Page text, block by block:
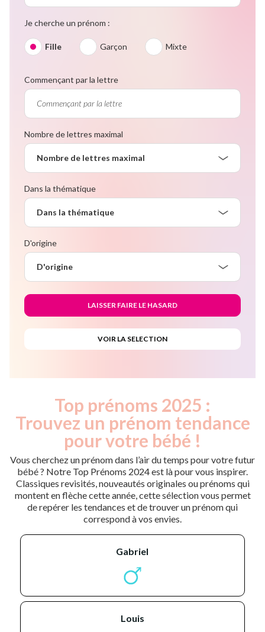
Je cherche un prénom :
Fille Garçon Mixte
Commençant par la lettre
Nombre de lettres maximal
Nombre de lettres maximal
Dans la thématique
Dans la thématique
D'origine
D'origine
Top prénoms 2025 :
Trouvez un prénom tendance
pour votre bébé !
Vous cherchez un prénom dans l’air du temps pour votre futur
bébé ? Notre Top Prénoms 2024 est là pour vous inspirer.
Classiques revisités, nouveautés originales ou prénoms qui
montent en flèche cette année, cette sélection vous permet
de repérer les tendances et de trouver un prénom qui
correspond à vos envies.
gabriel
louis